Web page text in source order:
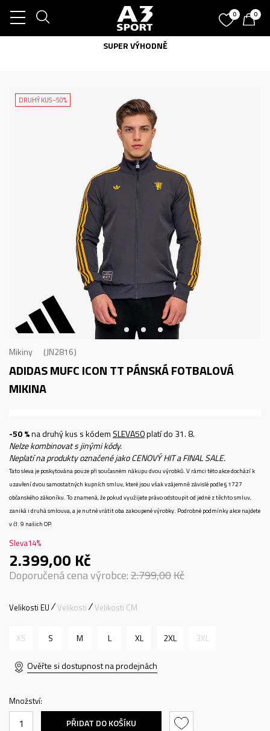
0 0
SUPER VÝHODNĚ
DRUHÝ KUS -50%
Mikiny JN2816
ADIDAS MUFC ICON TTPÁNSKÁ FOTBALOVÁ
MIKINA
-50 %na druhý kus s kódem SLEVA50platí do 31. 8.
Nelze kombinovat s jinými kódy.
Neplatí na produkty označené jako CENOVÝ HIT a FINAL SALE.
Tato sleva je poskytována pouze při současném nákupu dvou výrobků. V rámci této akce dochází k
uzavření dvou samostatných kupních smluv, které jsou však vzájemně závislé podle § 1727
občanského zákoníku. To znamená, že pokud využijete právo odstoupit od jedné z těchto smluv,
zaniká i druhá smlouva, a je nutné vrátit oba zakoupené výrobky. Podrobné podmínky akce najdete
v čl. 9 našich OP.
Sleva14%
2.399,00 Kč
Doporučená cena výrobce:2.799,00Kč
Velikosti EU Velikosti Velikosti CM
XS S M L XL 2XL 3XL
Ověřte si dostupnost na prodejnách
Množství:
PŘIDAT DO KOŠÍKU